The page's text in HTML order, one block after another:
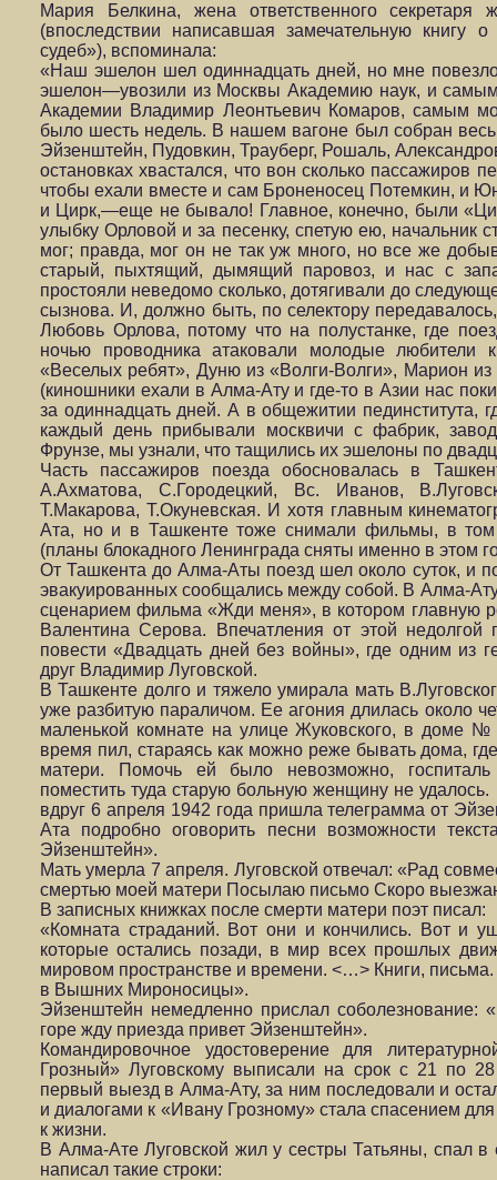
Мария Белкина, жена ответственного секретаря
(впоследствии написавшая замечательную книгу
судеб»), вспоминала:
«Наш эшелон шел одиннадцать дней, но мне
эшелон—увозили из Москвы Академию наук, и
Академии Владимир Леонтьевич Комаров, самым
было шесть недель. В нашем вагоне был собран
Эйзенштейн, Пудовкин, Трауберг, Рошаль,
остановках хвастался, что вон сколько пассажиров
чтобы ехали вместе и сам Броненосец Потемкин, и
и Цирк,—еще не бывало! Главное, конечно, были
улыбку Орловой и за песенку, спетую ею, начальник
мог; правда, мог он не так уж много, но все же
старый, пыхтящий, дымящий паровоз, и нас с
простояли неведомо сколько, дотягивали до
сызнова. И, должно быть, по селектору
Любовь Орлова, потому что на полустанке, где
ночью проводника атаковали молодые любители
«Веселых ребят», Дуню из «Волги-Волги», Марион
(киношники ехали в Алма-Ату и где-то в Азии нас
за одиннадцать дней. А в общежитии пединститута,
каждый день прибывали москвичи с фабрик,
Фрунзе, мы узнали, что тащились их эшелоны по
Часть пассажиров поезда обосновалась в
А.Ахматова, С.Городецкий, Вс. Иванов,
Т.Макарова, Т.Окуневская. И хотя главным
Ата, но и в Ташкенте тоже снимали фильмы, в
(планы блокадного Ленинграда сняты именно в этом
От Ташкента до Алма-Аты поезд шел около суток, и
эвакуированных сообщались между собой. В Алма-
сценарием фильма «Жди меня», в котором главную
Валентина Серова. Впечатления от этой недолгой
повести «Двадцать дней без войны», где одним из
друг Владимир Луговской.
В Ташкенте долго и тяжело умирала мать
уже разбитую параличом. Ее агония длилась около
маленькой комнате на улице Жуковского, в доме
время пил, стараясь как можно реже бывать дома,
матери. Помочь ей было невозможно,
поместить туда старую больную женщину не
вдруг 6 апреля 1942 года пришла телеграмма от
Ата подробно оговорить песни возможности
Эйзенштейн».
Мать умерла 7 апреля. Луговской отвечал: «Рад
смертью моей матери Посылаю письмо Скоро
В записных книжках после смерти матери поэт писал:
«Комната страданий. Вот они и кончились. Вот и
которые остались позади, в мир всех прошлых
мировом пространстве и времени. <…> Книги,
в Вышних Мироносицы».
Эйзенштейн немедленно прислал соболезнование:
горе жду приезда привет Эйзенштейн».
Командировочное удостоверение для
Грозный» Луговскому выписали на срок с 21 по
первый выезд в Алма-Ату, за ним последовали и
и диалогами к «Ивану Грозному» стала спасением
к жизни.
В Алма-Ате Луговской жил у сестры Татьяны, спал
написал такие строки: